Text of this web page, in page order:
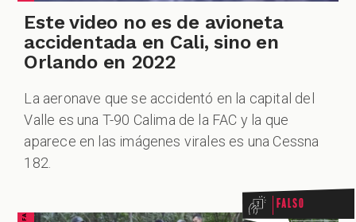
Este video no es de avioneta
accidentada en Cali, sino en
Orlando en 2022
La aeronave que se accidentó en la capital del
Valle es una T-90 Calima de la FAC y la que
aparece en las imágenes virales es una Cessna
182.
Falso